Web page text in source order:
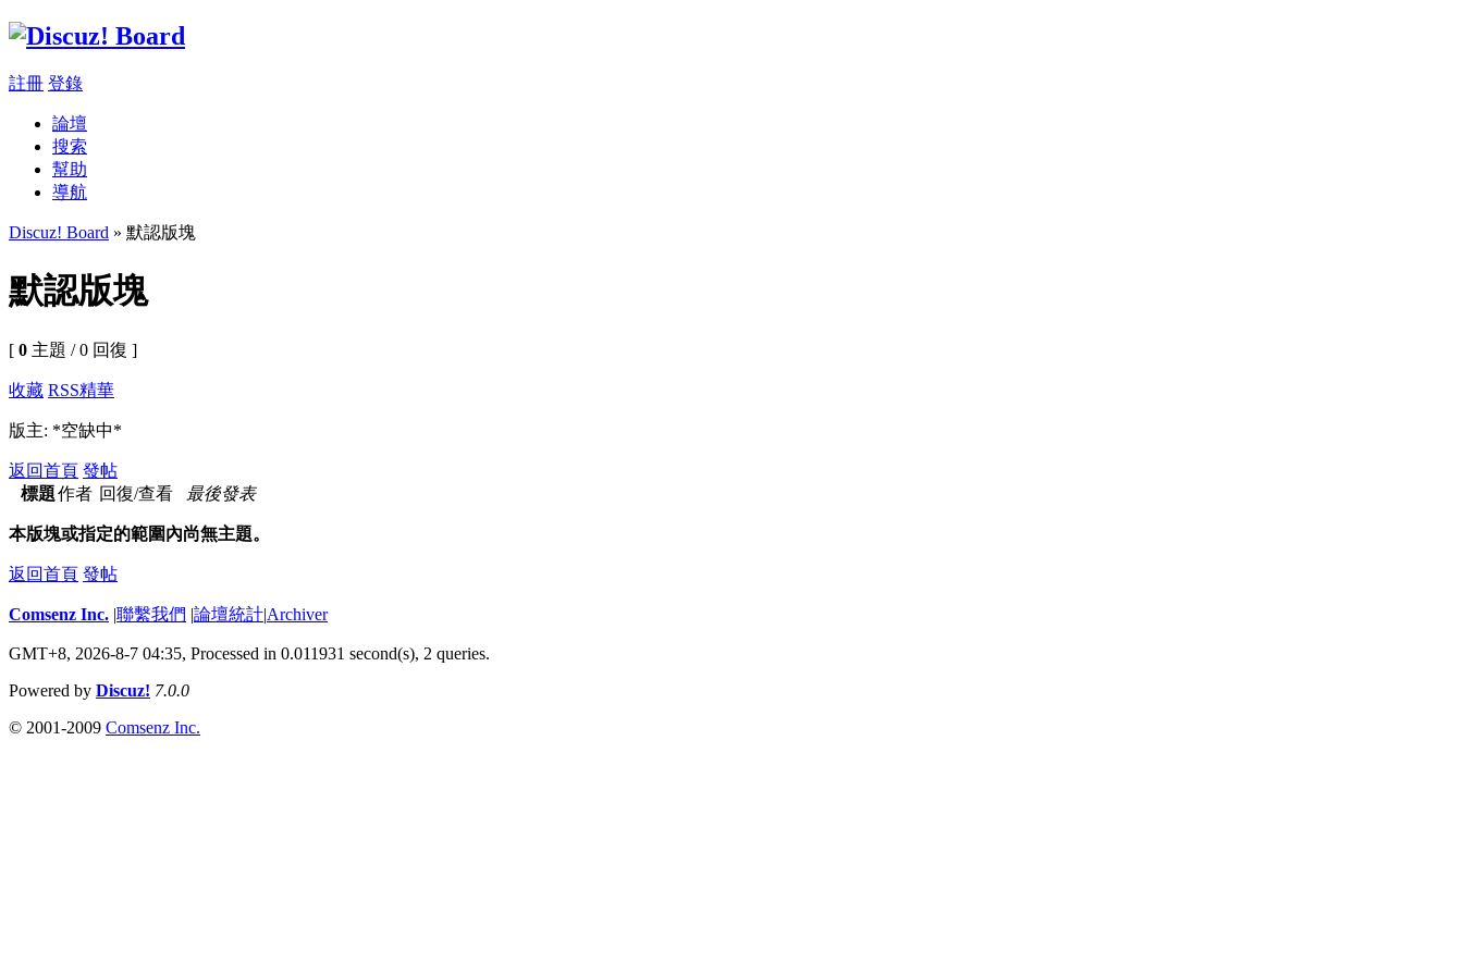
註冊 登錄
論壇
搜索
幫助
導航
Discuz! Board » 默認版塊
默認版塊
[ 0 主題 / 0 回復 ]
收藏 RSS精華
版主: *空缺中*
返回首頁 發帖
標題作者 回復/查看 最後發表
本版塊或指定的範圍內尚無主題。
返回首頁 發帖
Comsenz Inc. |聯繫我們 |論壇統計|Archiver
GMT+8, 2026-8-7 04:35, Processed in 0.011931 second(s), 2 queries.
Powered by Discuz! 7.0.0
© 2001-2009 Comsenz Inc.